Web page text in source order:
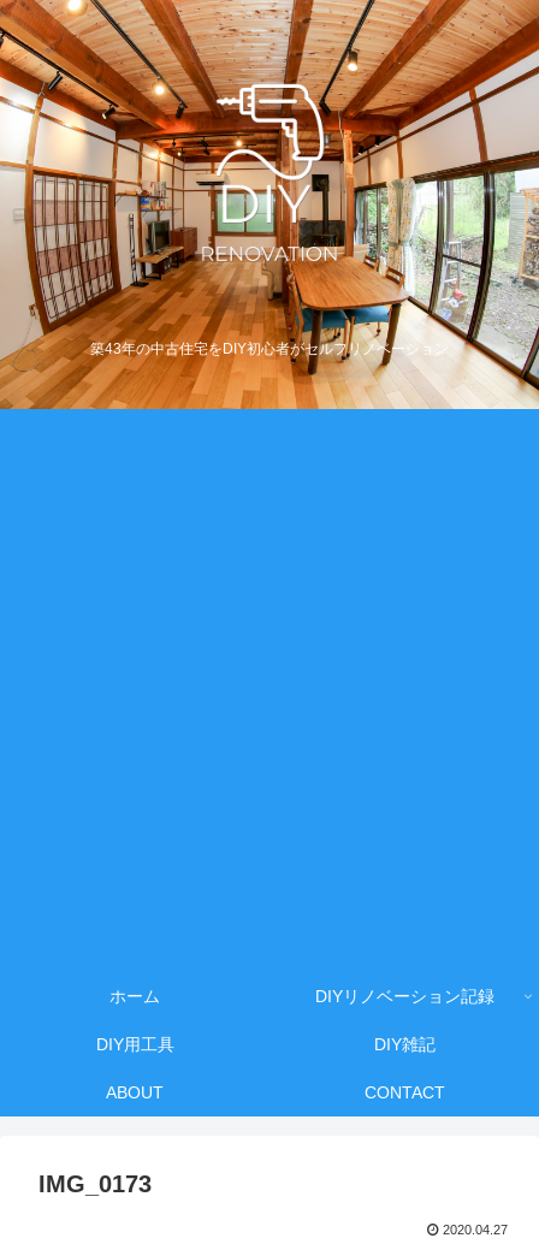
築43年の中古住宅をDIY初心者がセルフリノベーション
ホーム DIYリノベーション記録
DIY用工具 DIY雑記
ABOUT CONTACT
IMG_0173
2020.04.27